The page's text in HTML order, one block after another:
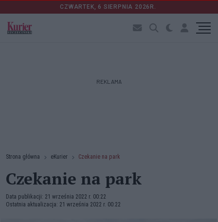
CZWARTEK, 6 SIERPNIA 2026R.
REKLAMA
Strona główna eKurier Czekanie na park
Czekanie na park
Data publikacji: 21 września 2022 r. 00:22
Ostatnia aktualizacja: 21 września 2022 r. 00:22